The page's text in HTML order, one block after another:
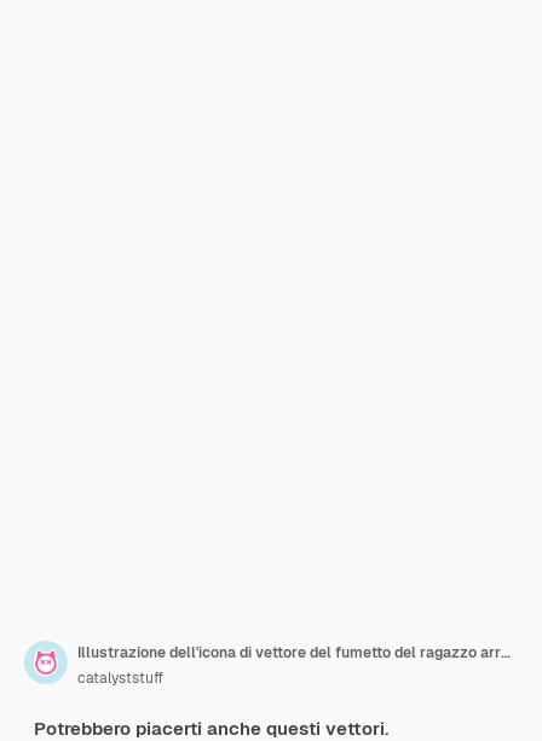
Illustrazione dell'icona di vettore del fumetto del ragazzo arrabbiato del giocatore. Concetto dell'icona di tecnologia della gente isolato Vettore Premium. Stile cartone animato piatto
catalyststuff
Potrebbero piacerti anche questi vettori.